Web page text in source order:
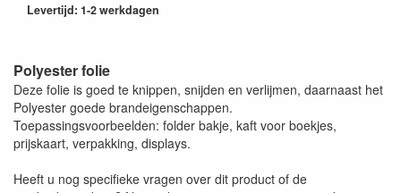
Levertijd: 1-2 werkdagen
Polyester folie
Deze folie is goed te knippen, snijden en verlijmen, daarnaast het
Polyester goede brandeigenschappen.
Toepassingsvoorbeelden: folder bakje, kaft voor boekjes,
prijskaart, verpakking, displays.
Heeft u nog specifieke vragen over dit product of de